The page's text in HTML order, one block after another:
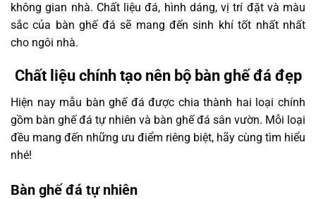
không gian nhà. Chất liệu đá, hình dáng, vị trí đặt và màu
sắc của bàn ghế đá sẽ mang đến sinh khí tốt nhất nhất
cho ngôi nhà.
Chất liệu chính tạo nên bộ bàn ghế đá đẹp
Hiện nay mẫu bàn ghế đá được chia thành hai loại chính
gồm bàn ghế đá tự nhiên và bàn ghế đá sân vườn. Mỗi loại
đều mang đến những ưu điểm riêng biệt, hãy cùng tìm hiểu
nhé!
Bàn ghế đá tự nhiên